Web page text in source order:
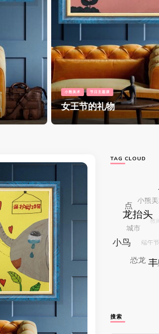
小熊美术 节日主题课
女王节的礼物
TAG CLOUD
搜索